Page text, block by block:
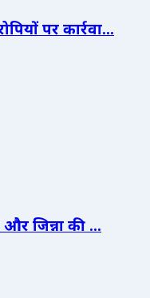
पर कार्रवा...
जिन्ना की ...